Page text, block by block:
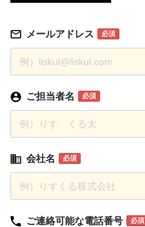
メールアドレス 必須
ご担当者名 必須
会社名 必須
ご連絡可能な電話番号 必須